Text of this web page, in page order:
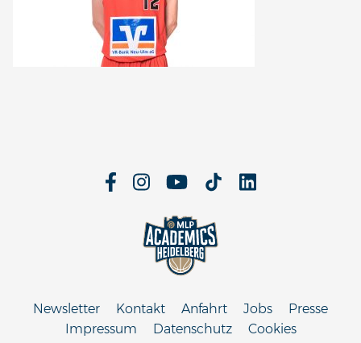
Newsletter Kontakt Anfahrt Jobs
Presse
Impressum
Datenschutz Cookies